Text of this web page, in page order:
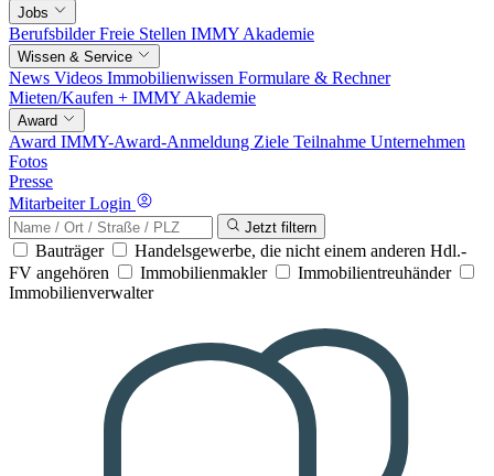
Jobs
BerufsbilderFreie Stellen IMMY Akademie
Wissen & Service
News Videos Immobilienwissen Formulare & Rechner
Mieten/Kaufen + IMMY Akademie
Award
Award IMMY-Award-Anmeldung Ziele Teilnahme Unternehmen
Fotos
Presse
Mitarbeiter Login
Jetzt filtern
Bauträger
Handelsgewerbe, die nicht einem anderen Hdl.-
FV angehören
Immobilienmakler
Immobilientreuhänder
Immobilienverwalter